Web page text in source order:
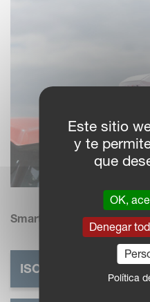
Smart Efficient Easy
ISOMATCH GRIP
Este sitio
y te
que
OK,
Denegar
Política